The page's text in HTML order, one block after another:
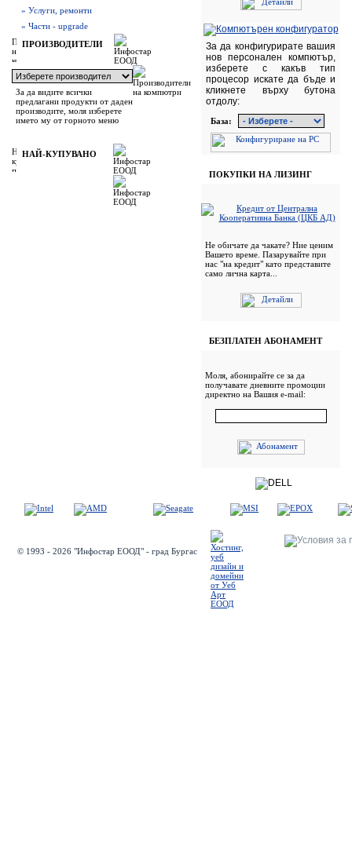
» Услуги, ремонти
» Части - upgrade
ПРОИЗВОДИТЕЛИ
За да видите всички
предлагани продукти от даден
производите, моля изберете
името му от горното меню
НАЙ-КУПУВАНО
За да конфигурирате вашия
нов персонален компютър,
изберете с какъв тип
процесор искате да бъде и
кликнете върху бутона
отдолу:
База:
ПОКУПКИ НА ЛИЗИНГ
Не обичате да чакате? Ние ценим
Вашето време. Пазарувайте при
нас "на кредит" като представите
само лична карта...
БЕЗПЛАТЕН АБОНАМЕНТ
Моля, абонирайте се за да
получавате дневните промоции
директно на Вашия e-mail:
© 1993 - 2026 "Инфостар ЕООД" - град Бургас